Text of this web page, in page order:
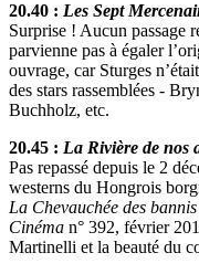
20.40 : Les Sept
Surprise ! Aucun passage
parvienne pas à égaler
ouvrage, car Sturges
des stars rassemblées -
Buchholz, etc.
20.45 : La Rivière de nos
Pas repassé depuis le 2
westerns du Hongrois
La Chevauchée des bannis
Cinéma n° 392, février
Martinelli et la beauté du